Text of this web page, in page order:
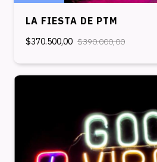
LA FIESTA DE PTM
$370.500,00 $390.000,00